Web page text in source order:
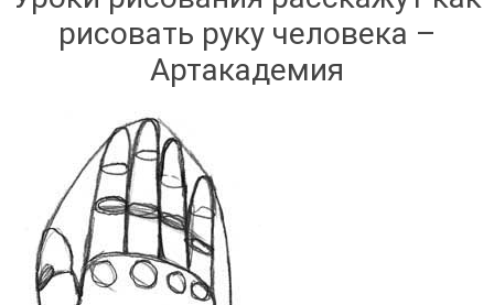
рисовать руку человека –
Артакадемия